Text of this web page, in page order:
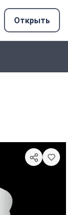
Открыть